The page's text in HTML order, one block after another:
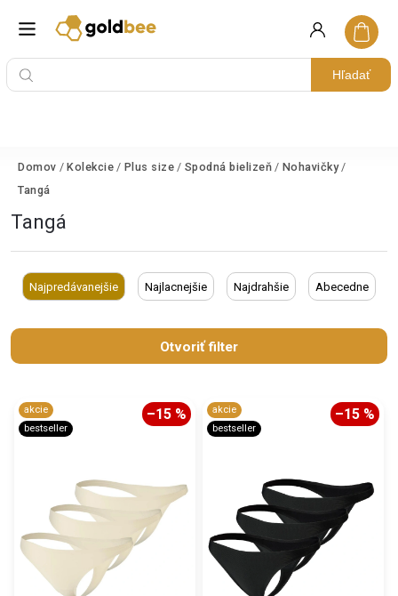
Hľadať
Domov / Kolekcie / Plus size / Spodná bielizeň / Nohavičky /
Tangá
Tangá
Najpredávanejšie Najlacnejšie Najdrahšie Abecedne
Otvoriť filter
akcie
bestseller
–15 %
akcie
bestseller
–15 %